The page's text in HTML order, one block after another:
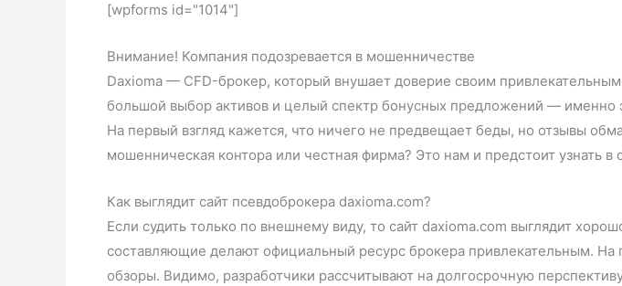
[wpforms id="1014"]
Внимание! Компания подозревается в мошенничестве
Daxioma — CFD-брокер, который внушает доверие своим
большой выбор активов и целый спектр бонусных предложений — именно
На первый взгляд кажется, что ничего не предвещает беды, но отзывы
мошенническая контора или честная фирма? Это нам и предстоит узнать в
Как выглядит сайт псевдоброкера daxioma.com?
Если судить только по внешнему виду, то сайт daxioma.com выглядит
составляющие делают официальный ресурс брокера привлекательным. На
обзоры. Видимо, разработчики рассчитывают на долгосрочную